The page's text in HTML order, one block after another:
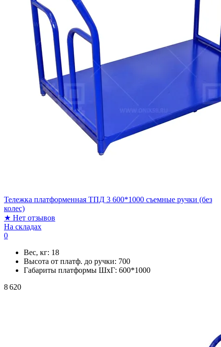
Тележка платформенная ТПД 3 600*1000 съемные ручки (без
колес)
★ Нет отзывов
На складах
0
Вес, кг: 18
Высота от платф. до ручки: 700
Габариты платформы ШxГ: 600*1000
8 620